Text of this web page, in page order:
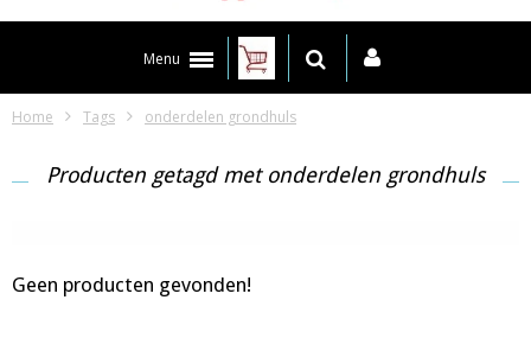
Menu
Home Tags onderdelen grondhuls
Producten getagd met onderdelen grondhuls
Geen producten gevonden!